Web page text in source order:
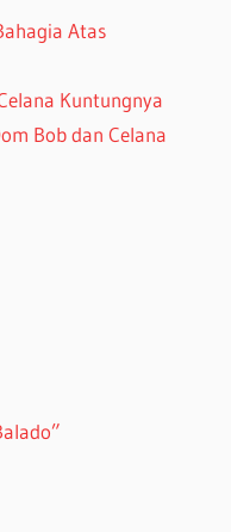
Atas
Kuntungnya
Bob dan Celana